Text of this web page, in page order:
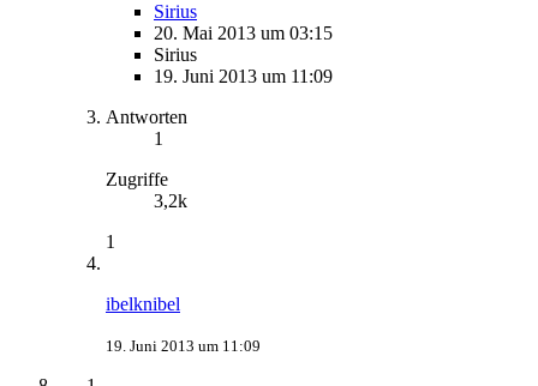
Sirius
20. Mai 2013 um 03:15
Sirius
19. Juni 2013 um 11:09
Antworten
1
Zugriffe
3,2k
1
ibelknibel
19. Juni 2013 um 11:09